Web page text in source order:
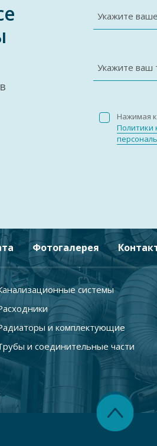
Укажите
Укажите ваш
Нажимая
Политики
Фотогалерея
системы
и комплектующие
и соединительные части